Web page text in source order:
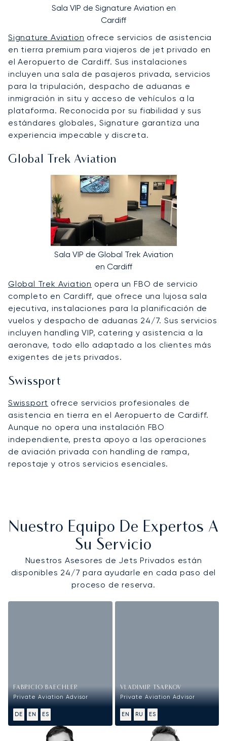
Sala VIP de Signature Aviation en
Cardiff
Signature Aviation ofrece servicios de asistencia
en tierra premium para viajeros de jet privado en
el Aeropuerto de Cardiff. Sus instalaciones
incluyen una sala de pasajeros privada, servicios
para la tripulación, despacho de aduanas e
inmigración in situ y acceso de vehículos a la
plataforma. Reconocida por su fiabilidad y sus
estándares globales, Signature garantiza una
experiencia impecable y discreta.
Global Trek Aviation
Sala VIP de Global Trek Aviation
en Cardiff
Global Trek Aviation opera un FBO de servicio
completo en Cardiff, que ofrece una lujosa sala
ejecutiva, instalaciones para la planificación de
vuelos y despacho de aduanas 24/7. Sus servicios
incluyen handling VIP, catering y asistencia a la
aeronave, todo ello adaptado a los clientes más
exigentes de jets privados.
Swissport
Swissport ofrece servicios profesionales de
asistencia en tierra en el Aeropuerto de Cardiff.
Aunque no opera una instalación FBO
independiente, presta apoyo a las operaciones
de aviación privada con handling de rampa,
repostaje y otros servicios esenciales.
Nuestro Equipo De Expertos A
Su Servicio
Nuestros Asesores de Jets Privados están
disponibles 24/7 para ayudarle en cada paso del
proceso de reserva.
FABRICIO BAECHLER
Private Aviation Advisor
DE EN ES
VLADIMIR TSARKOV
Private Aviation Advisor
EN RU ES